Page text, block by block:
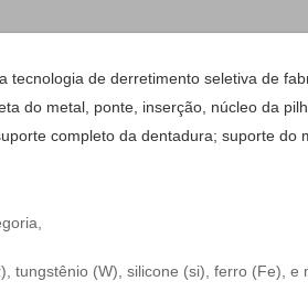
tecnologia de derretimento seletiva de
do metal, ponte, inserção, núcleo da
completo da dentadura; suporte do
tungstênio (W), silicone (si), ferro (Fe), e